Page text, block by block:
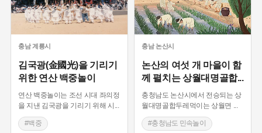
#내시 #내성 #먼우금 #징채 #제주도설화 #영산강
#대한민국임시정부 #강서구 #마을 #종로구 #노원구
#부산 #용인의 전설
#경기도설화 #남자현 #한의학 #동화 #임시의정원
#황해도 #산성 #공예품 #영산포
#당진 가볼만한곳 #보부상놀이 #청양
#달집태우기 #호랑이 #서천
#한산모시 #가뭄
#무형문화재 #당진 #줄다라기 #남사당패
#기우제 #금산 #세시풍속 #백중 #공주
#농기구 #집터다지기 #보령 #굴
충남 계룡시
김국광(金國光)을 기리기
위한 연산 백중놀이
연산 백중놀이는 조선 시대 좌의정
을 지낸 김국광을 기리기 위해 시
#백중
충남 논산시
논산의 여섯 개 마을이 함
께 펼치는 상월대명골합...
충청남도 논산시에서 전승되는 상
월대명골합두레먹이는 상월면
#충청남도 민속놀이